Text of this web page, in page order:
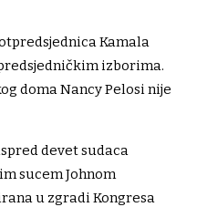
Kamala
izborima.
doma Nancy Pelosi nije
devet sudaca
sucem Johnom
u zgradi Kongresa